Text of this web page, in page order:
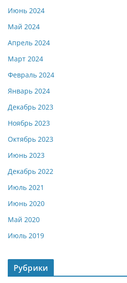
Июнь 2024
Май 2024
Апрель 2024
Март 2024
Февраль 2024
Январь 2024
Декабрь 2023
Ноябрь 2023
Октябрь 2023
Июнь 2023
Декабрь 2022
Июль 2021
Июнь 2020
Май 2020
Июль 2019
Рубрики